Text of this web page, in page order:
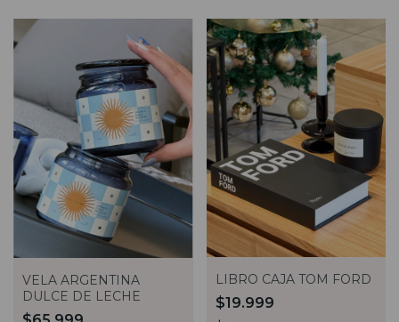
VELA ARGENTINA
DULCE DE LECHE
LIBRO CAJA TOM FORD
$19.999